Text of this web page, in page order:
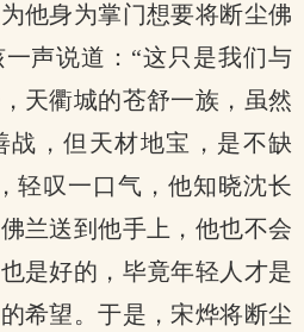
他身为掌门想要将断尘佛
声说道：“这只是我们与
天衢城的苍舒一族，虽然
战，但天材地宝，是不缺
轻叹一口气，他知晓沈长
兰送到他手上，他也不会
是好的，毕竟年轻人才是
希望。于是，宋烨将断尘